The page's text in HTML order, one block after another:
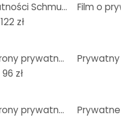
Film o prywatności Schmucker - Ricarda - Panorama
122 zł
Folia do ochrony prywatności na ścianie z cegły - Panorama
96 zł
Folia do ochrony prywatności Holland tiles 01 - Panorama